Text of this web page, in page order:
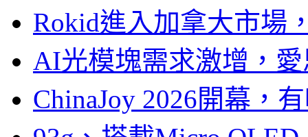
Rokid進入加拿大市場
AI光模塊需求激增，
ChinaJoy 2026開幕，